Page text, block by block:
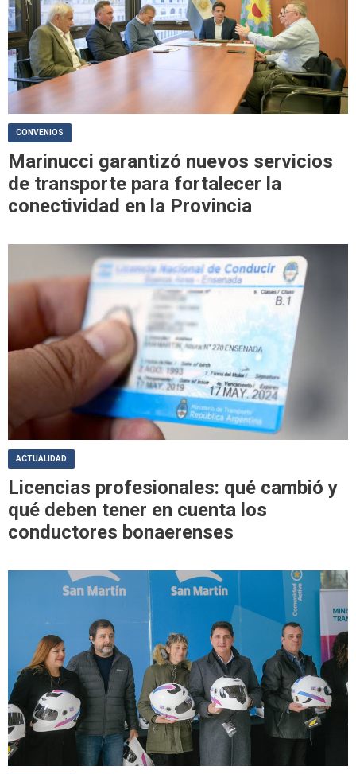
CONVENIOS
Marinucci garantizó nuevos servicios
de transporte para fortalecer la
conectividad en la Provincia
ACTUALIDAD
Licencias profesionales: qué cambió y
qué deben tener en cuenta los
conductores bonaerenses